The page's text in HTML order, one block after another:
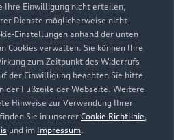
Ihre Einwilligung nicht erteilen,
Dienste möglicherweise nicht
Einstellungen anhand der unten
Cookies verwalten. Sie können Ihre
zum Zeitpunkt des Widerrufs
der Einwilligung beachten Sie bitte
der Fußzeile der Webseite. Weitere
Hinweise zur Verwendung Ihrer
Sie in unserer Cookie Richtlinie,
und im Impressum.